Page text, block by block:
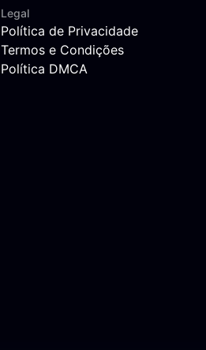
Legal
Política de Privacidade
Termos e Condições
Política DMCA